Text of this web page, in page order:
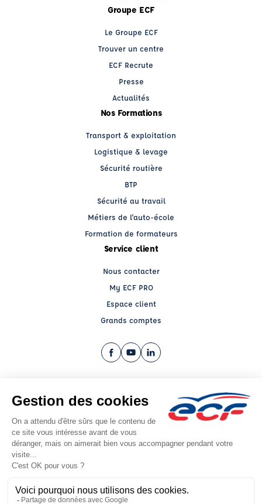
Groupe ECF
Le Groupe ECF
Trouver un centre
ECF Recrute
Presse
Actualités
Nos Formations
Transport & exploitation
Logistique & levage
Sécurité routière
BTP
Sécurité au travail
Métiers de l'auto-école
Formation de formateurs
Service client
Nous contacter
My ECF PRO
Espace client
Grands comptes
Facebook (nouvelle fenêtre)
YouTube (nouvelle fenêtre)
LinkedIn (nouvelle fenêtre)
CGV
Mentions légales
© 2026 École de Conduite Française. Tous droits réservés